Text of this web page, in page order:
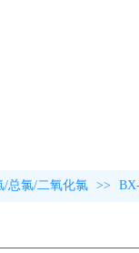
/总氯/二氧化氯 >>